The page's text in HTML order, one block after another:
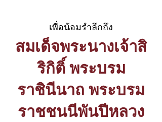
เพื่อน้อมรำลึกถึง
สมเด็จพระนางเจ้าสิ
ริกิติ์ พระบรม
ราชินีนาถ พระบรม
ราชชนนีพันปีหลวง